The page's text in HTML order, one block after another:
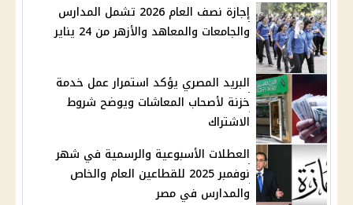
إجازة نصف العام 2026 تشمل المدارس
والجامعات والمعاهد والأزهر من 24 يناير
البريد المصري يؤكد استمرار عمل خدمة
خزنة لأصحاب المعاشات ويوضح شروط
الاشتراك
العطلات الأسبوعية والرسمية في شهر
نوفمبر 2025 للقطاعين العام والخاص
والمدارس في مصر